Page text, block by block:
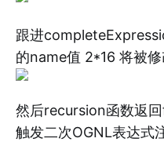
跟进
的name值 2*16 将被修
然后recursion函数返
触发二次OGNL表达式